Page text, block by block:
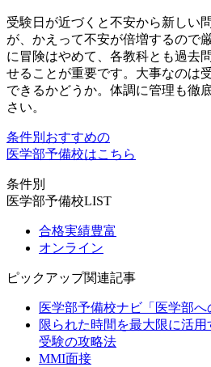
受験日が近づくと不安から新しい
が、かえって不安が倍増するので
に冒険はやめて、各教科とも過去
せることが重要です。大事なのは
できるかどうか。体調に管理も徹
さい。
条件別おすすめの
医学部予備校はこちら
条件別
医学部予備校LIST
合格実績豊富
オンライン
ピックアップ関連記事
医学部予備校ナビ「医学部へ
限られた時間を最大限に活
受験の攻略法
MMI面接